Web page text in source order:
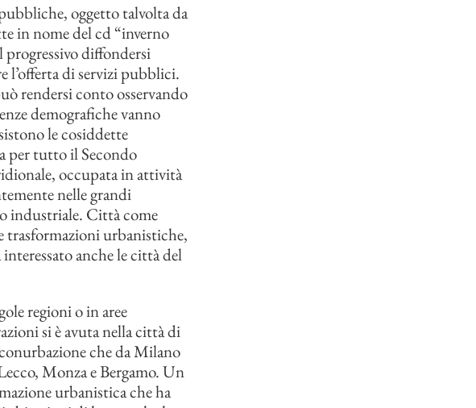
oggetto talvolta da
in nome del cd “inverno
progressivo diffondersi
l’offerta di servizi pubblici.
rendersi conto osservando
demografiche vanno
le cosiddette
per tutto il Secondo
occupata in attività
nelle grandi
industriale. Città come
trasformazioni urbanistiche,
anche le città del
regioni o in aree
si è avuta nella città di
che da Milano
Monza e Bergamo. Un
urbanistica che ha